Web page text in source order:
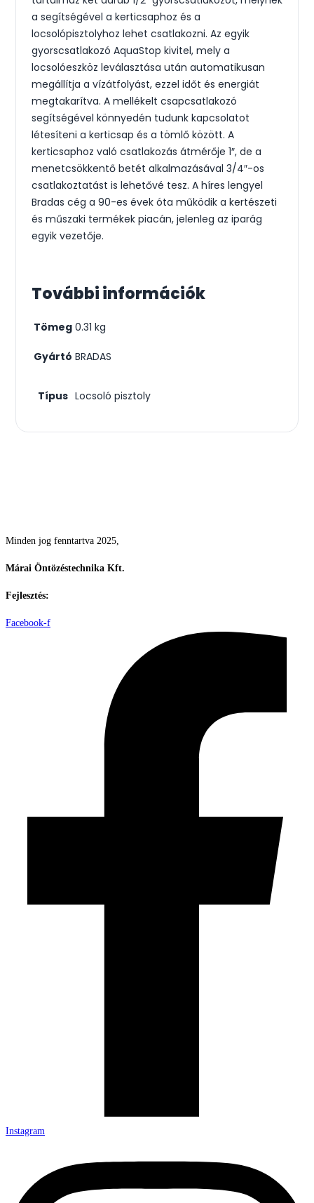
a segítségével a kerticsaphoz és a
locsolópisztolyhoz lehet csatlakozni. Az egyik
gyorscsatlakozó AquaStop kivitel, mely a
locsolóeszköz leválasztása után automatikusan
megállítja a vízátfolyást, ezzel időt és energiát
megtakarítva. A mellékelt csapcsatlakozó
segítségével könnyedén tudunk kapcsolatot
létesíteni a kerticsap és a tömlő között. A
kerticsaphoz való csatlakozás átmérője 1″, de a
menetcsökkentő betét alkalmazásával 3/4″-os
csatlakoztatást is lehetővé tesz. A híres lengyel
Bradas cég a 90-es évek óta működik a kertészeti
és műszaki termékek piacán, jelenleg az iparág
egyik vezetője.
További információk
Tömeg 0.31 kg
Gyártó BRADAS
Típus Locsoló pisztoly
Minden jog fenntartva 2025,
Márai Öntözéstechnika Kft.
Fejlesztés:
Facebook-f
Instagram